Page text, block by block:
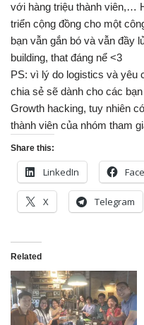
với hàng triệu thành viên,…
triển cộng đồng cho một
bạn vẫn gắn bó và vẫn đầy
building, that đáng nể <3
PS: vì lý do logistics và yêu
chia sẻ sẽ dành cho các
Growth hacking, tuy nhiên
thành viên của nhóm tham
Share this:
LinkedIn
X Telegram
Related